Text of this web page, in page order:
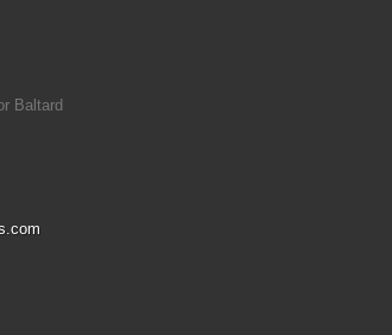
Baltard